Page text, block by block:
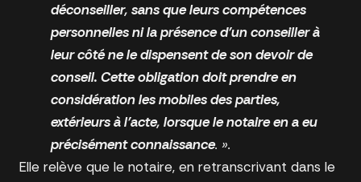
déconseiller, sans que leurs compétences
personnelles ni la présence d’un conseiller à
leur côté ne le dispensent de son devoir de
conseil. Cette obligation doit prendre en
considération les mobiles des parties,
extérieurs à l’acte, lorsque le notaire en a eu
précisément connaissance. ».
Elle relève que le notaire, en retranscrivant dans le